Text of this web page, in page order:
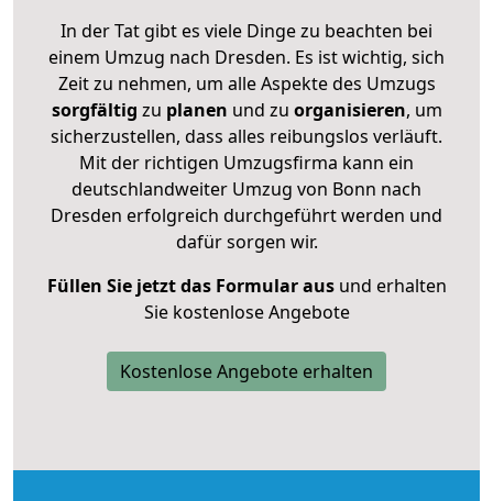
In der Tat gibt es viele Dinge zu beachten bei
einem Umzug nach Dresden. Es ist wichtig, sich
Zeit zu nehmen, um alle Aspekte des Umzugs
sorgfältig zu planen und zu organisieren, um
sicherzustellen, dass alles reibungslos verläuft.
Mit der richtigen Umzugsfirma kann ein
deutschlandweiter Umzug von Bonn nach
Dresden erfolgreich durchgeführt werden und
dafür sorgen wir.
Füllen Sie jetzt das Formular ausund erhalten
Sie kostenlose Angebote
Kostenlose Angebote erhalten